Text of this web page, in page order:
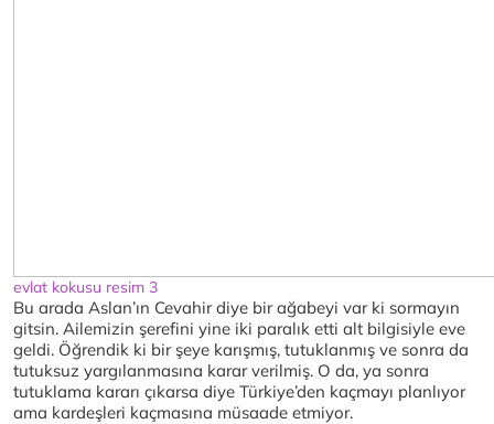
evlat kokusu resim 3
Bu arada Aslan’ın Cevahir diye bir ağabeyi var ki sormayın
gitsin. Ailemizin şerefini yine iki paralık etti alt bilgisiyle eve
geldi. Öğrendik ki bir şeye karışmış, tutuklanmış ve sonra da
tutuksuz yargılanmasına karar verilmiş. O da, ya sonra
tutuklama kararı çıkarsa diye Türkiye’den kaçmayı planlıyor
ama kardeşleri kaçmasına müsaade etmiyor.